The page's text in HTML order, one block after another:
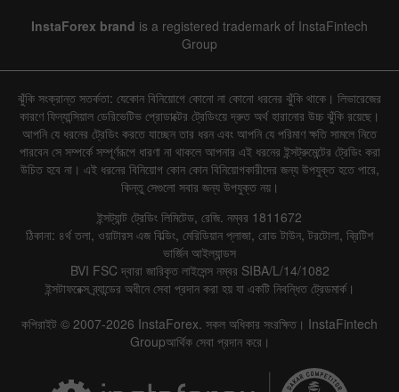
InstaForex brand is a registered trademark of InstaFintech
Group
ঝুঁকি সংক্রান্ত সতর্কতা: যেকোন বিনিয়োগে কোনো না কোনো ধরনের ঝুঁকি থাকে। লিভারেজের
কারণে ফিন্যান্সিয়াল ডেরিভেটিভ প্রোডাক্টের ট্রেডিংয়ে দ্রুত অর্থ হারানোর উচ্চ ঝুঁকি রয়েছে।
আপনি যে ধরনের ট্রেডিং করতে যাচ্ছেন তার ধরন এবং আপনি যে পরিমাণ ক্ষতি সামলে নিতে
পারবেন সে সম্পর্কে সম্পূর্ণরূপে ধারণা না থাকলে আপনার এই ধরনের ইন্সট্রুমেন্টের ট্রেডিং করা
উচিত হবে না। এই ধরনের বিনিয়োগ কোন কোন বিনিয়োগকারীদের জন্য উপযুক্ত হতে পারে,
কিন্তু সেগুলো সবার জন্য উপযুক্ত নয়।
ইন্সট্যান্ট ট্রেডিং লিমিটেড, রেজি. নম্বর 1811672
ঠিকানা: ৪র্থ তলা, ওয়াটারস এজ বিল্ডিং, মেরিডিয়ান প্লাজা, রোড টাউন, টরটোলা, ব্রিটিশ
ভার্জিন আইল্যান্ডস
BVI FSC দ্বারা জারিকৃত লাইসেন্স নম্বর SIBA/L/14/1082
ইন্সটাফরেক্স ব্র্যান্ডের অধীনে সেবা প্রদান করা হয় যা একটি নিবন্ধিত ট্রেডমার্ক।
কপিরাইট © 2007-2026 InstaForex. সকল অধিকার সংরক্ষিত। InstaFintech
Groupআর্থিক সেবা প্রদান করে।